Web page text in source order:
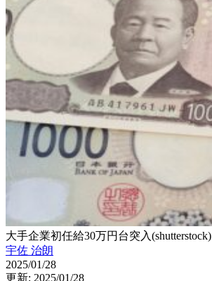
大手企業初任給30万円台突入(shutterstock)
宇佐 治朗
2025/01/28
更新: 2025/01/28